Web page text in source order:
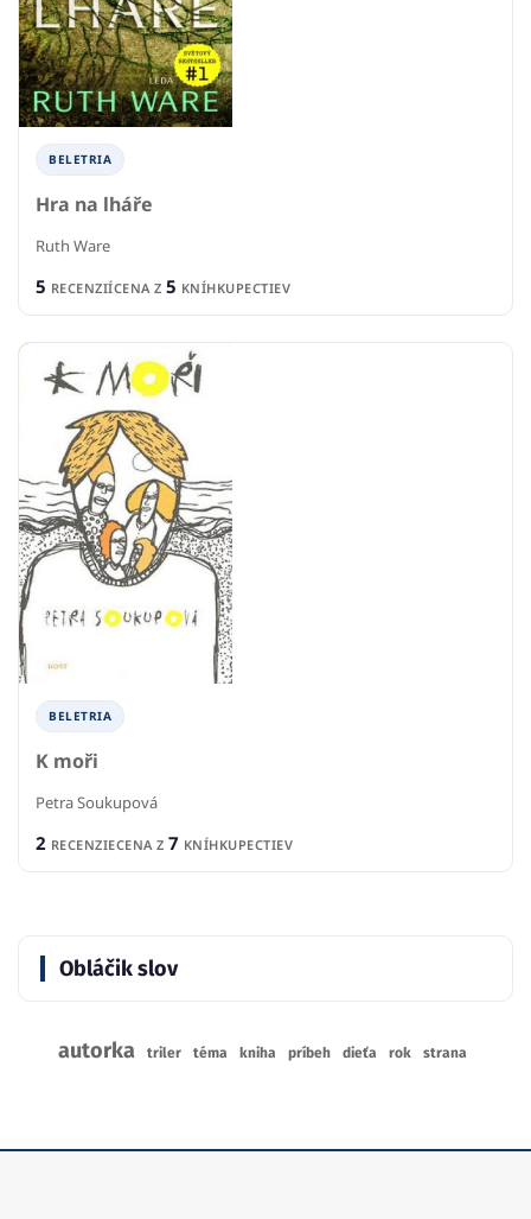
BELETRIA
Hra na lháře
Ruth Ware
5 RECENZIÍCENA Z 5 KNÍHKUPECTIEV
BELETRIA
K moři
Petra Soukupová
2 RECENZIECENA Z 7 KNÍHKUPECTIEV
Obláčik slov
autorka triler téma kniha príbeh dieťa rok strana